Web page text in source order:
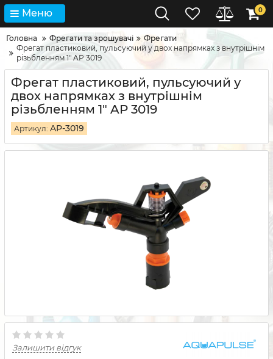
Меню 0
Головна Фрегати та зрошувачі
Фрегати
Фрегат пластиковий, пульсуючий у двох напрямках з внутрішнім
різьбленням 1" AP 3019
Фрегат пластиковий, пульсуючий у
двох напрямках з внутрішнім
різьбленням 1" AP 3019
Артикул: AP-3019
Залишити відгук